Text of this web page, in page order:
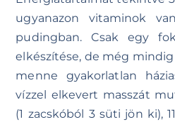
ugyanazon vitaminok
pudingban. Csak egy
elkészítése, de még
menne gyakorlatlan
vízzel elkevert masszát
(1 zacskóból 3 süti jön ki),